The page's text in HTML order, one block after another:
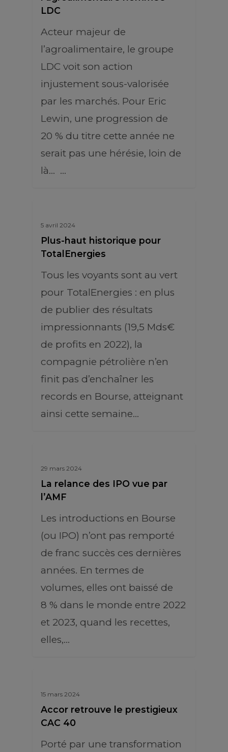
LDC
Acteur majeur de
l’agroalimentaire, le groupe
LDC voit son action
injustement sous-valorisée
par les marchés. Pour Eric
Lewin, une progression de
20 % du titre cette année ne
serait pas une hérésie, loin de
là... …
5 avril 2024
Plus-haut historique pour
TotalEnergies
Tous les voyants sont au vert
pour TotalEnergies : en plus
de publier des résultats
impressionnants (19,5 Mds€
de profits en 2022), la
compagnie pétrolière n’en
finit pas d’enchaîner les
records en Bourse, atteignant
ainsi cette semaine…
29 mars 2024
La relance des IPO vue par
l’AMF
Les introductions en Bourse
(ou IPO) n’ont pas remporté
de franc succès ces dernières
années. En termes de
volumes, elles ont baissé de
8 % dans le monde entre 2022
et 2023, quand les recettes,
elles,…
15 mars 2024
Accor retrouve le prestigieux
CAC 40
Porté par une transformation